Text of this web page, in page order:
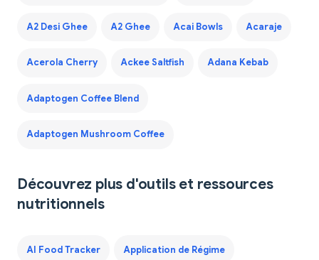
A2 Desi Ghee A2 Ghee Acai Bowls Acaraje
Acerola Cherry Ackee Saltfish Adana Kebab
Adaptogen Coffee Blend
Adaptogen Mushroom Coffee
Découvrez plus d'outils et ressources
nutritionnels
AI Food Tracker Application de Régime